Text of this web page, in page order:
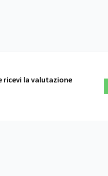
ricevi la valutazione